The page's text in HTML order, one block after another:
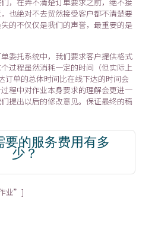
也绝对不去贸然接受客户都不清楚要
的不仅仅是我们的声誉，最重要的是
委托系统中，我们要求客户提供格式
过程虽然消耗一定的时间（但实际上
订单的总体时间比在线下达的时间会
程中对作业本身要求的理解会更进一
提出以后的修改意见。保证最终的稿
要的服务费用有多
少？
业”]